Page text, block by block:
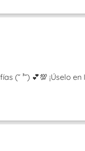
³˘) 💕💯 ¡Úselo